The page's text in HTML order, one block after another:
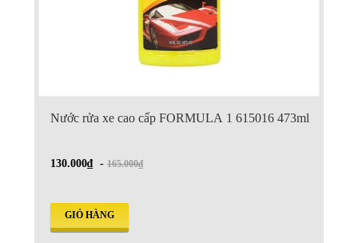
Nước rửa xe cao cấp FORMULA 1 615016 473ml
130.000₫ - 165.000₫
GIỎ HÀNG